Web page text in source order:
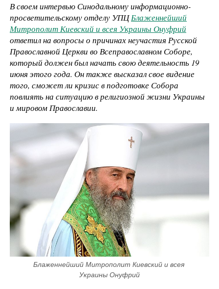
В своем интервью Синодальному информационно-
просветительскому отделу УПЦБлаженнейший
Митрополит Киевский и всея Украины Онуфрий
ответил на вопросы о причинах неучастия Русской
Православной Церкви во Всеправославном Соборе,
который должен был начать свою деятельность 19
июня этого года. Он также высказал свое видение
того, сможет ли кризис в подготовке Собора
повлиять на ситуацию в религиозной жизни Украины
и мировом Православии.
Блаженнейший Митрополит Киевский и всея
Украины Онуфрий